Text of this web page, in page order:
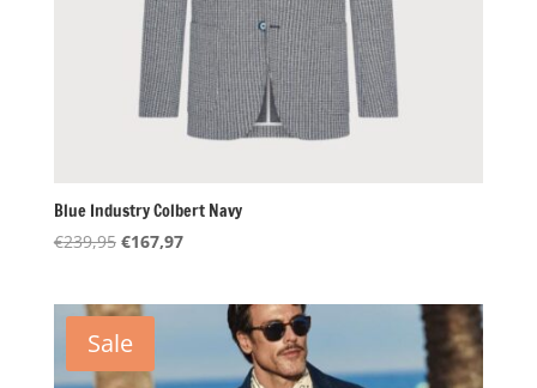
Blue Industry Colbert Navy
€239,95 Oorspronkelijke
€239,95.
€167,97Huidige
€167,97.
Sale